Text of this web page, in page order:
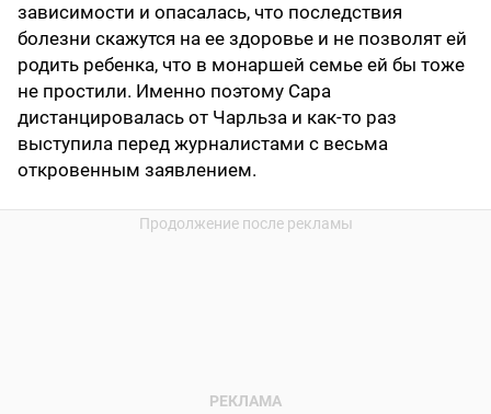
зависимости и опасалась, что последствия
болезни скажутся на ее здоровье и не позволят ей
родить ребенка, что в монаршей семье ей бы тоже
не простили. Именно поэтому Сара
дистанцировалась от Чарльза и как-то раз
выступила перед журналистами с весьма
откровенным заявлением.